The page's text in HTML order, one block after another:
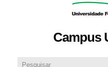
Campus